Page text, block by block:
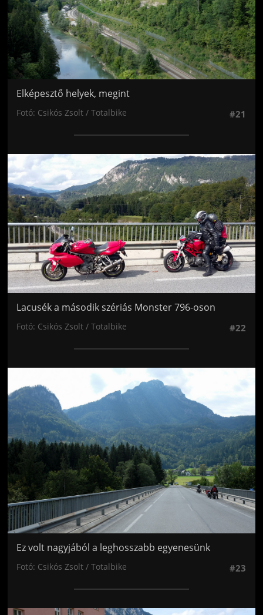
Elképesztő helyek, megint
Fotó: Csikós Zsolt / Totalbike #21
Jön még kép!
Lacusék a második szériás Monster 796-oson
Fotó: Csikós Zsolt / Totalbike #22
Jön még kép!
Ez volt nagyjából a leghosszabb egyenesünk
Fotó: Csikós Zsolt / Totalbike #23